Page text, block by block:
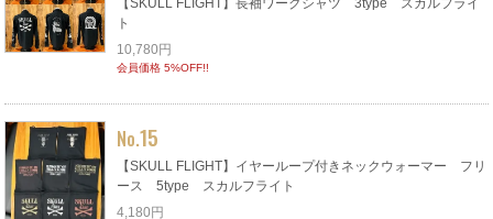
ト
10,780円
会員価格 5%OFF!!
No.15
【SKULL FLIGHT】イヤーループ付きネックウォーマー フリ
ース 5type スカルフライト
4,180円